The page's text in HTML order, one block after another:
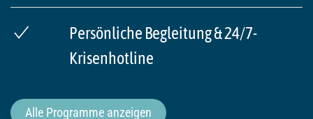
Persönliche Begleitung & 24/7-
Krisenhotline
Alle Programme anzeigen